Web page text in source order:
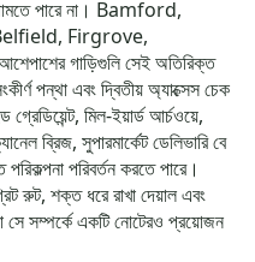
পারে না। Bamford,
Firgrove,
গাড়িগুলি সেই অতিরিক্ত
পন্থা এবং দ্বিতীয় অ্যাক্সেস চেক
মিল-ইয়ার্ড আর্চওয়ে,
ব্রিজ, সুপারমার্কেট ডেলিভারি বে
পরিবর্তন করতে পারে।
রুট, শক্ত ধরে রাখা দেয়াল এবং
সে সম্পর্কে একটি নোটেরও প্রয়োজন